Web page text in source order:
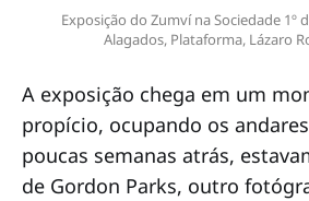
Exposição do Zumví na Sociedade 1º
Alagados, Plataforma, Lázaro
A exposição chega em um
propício, ocupando os
poucas semanas atrás,
de Gordon Parks, outro